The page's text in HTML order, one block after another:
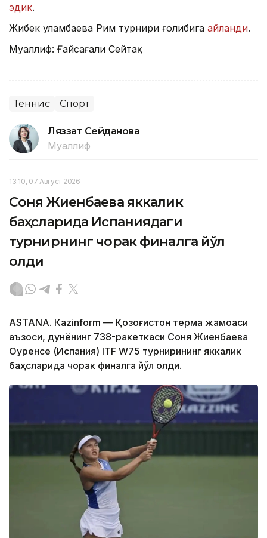
эдик.
Жибек Қуламбаева Рим турнири ғолибига айланди.
Муаллиф: Ғайсағали Сейтақ
Теннис Спорт
Ляззат Сейданова
Муаллиф
13:10, 07 Август 2026
Соня Жиенбаева яккалик
баҳсларида Испаниядаги
турнирнинг чорак финалга йўл
олди
ASTANА. Кazinform — Қозоғистон терма жамоаси
аъзоси, дунёнинг 738-ракеткаси Соня Жиенбаева
Оуренсе (Испания) ITF W75 турнирининг яккалик
баҳсларида чорак финалга йўл олди.